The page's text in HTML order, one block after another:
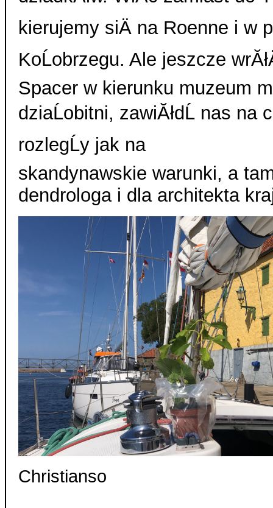
kierujemy siÄ na Roenne i w
KoĹobrzegu. Ale jeszcze
Spacer w kierunku muzeum
dziaĹobitni, zawiĂłdĹ nas
rozlegĹy jak na
skandynawskie warunki, a
dendrologa i dla architekta
Christianso